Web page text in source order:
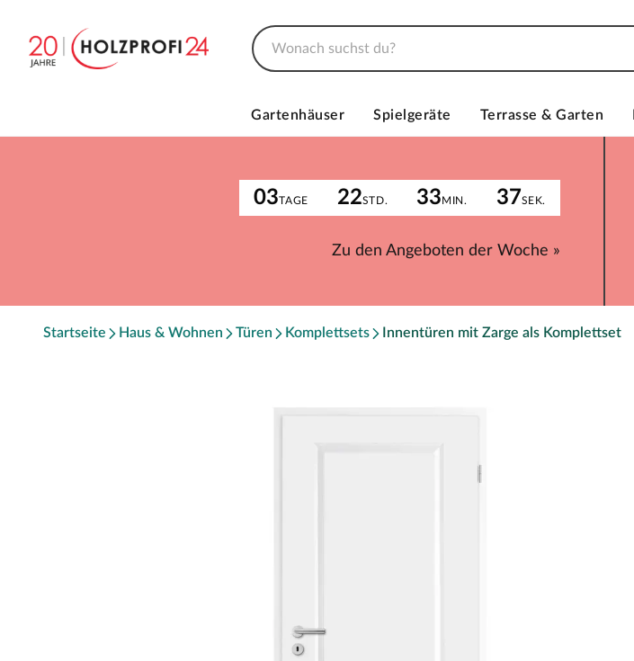
Gartenhäuser Spielgeräte Terrasse & Garten
03TAGE 22STD. 33MIN. 37SEK.
Zu den Angeboten der Woche »
Startseite Haus & Wohnen Türen Komplettsets Innentüren mit Zarge als Komplettset